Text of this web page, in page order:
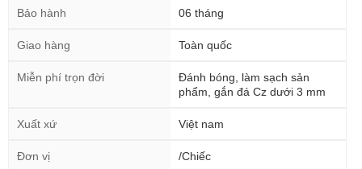
Bảo hành 06 tháng
Giao hàng Toàn quốc
Miễn phí trọn đời
Đánh bóng, làm sạch sản
phẩm, gắn đá Cz dưới 3 mm
Xuất xứ Việt nam
Đơn vị /Chiếc